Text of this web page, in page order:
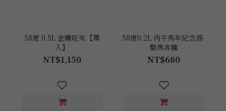
58度 0.5L 金賺旺來【單
入】
NT$1,150
58度0.2L 丙午馬年紀念酒-
駿馬奔騰
NT$680